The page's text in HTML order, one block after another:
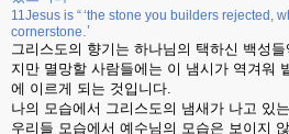
11Jesus is “ ‘the stone you builders rejected,
cornerstone.’
그리스도의 향기는 하나님의 택하신 백성들
지만 멸망할 사람들에는 이 냄시가 역겨워
에 이르게 되는 것입니다.
나의 모습에서 그리스도의 냄새가 나고 있
우리들 모습에서 예수님의 모습은 보이지